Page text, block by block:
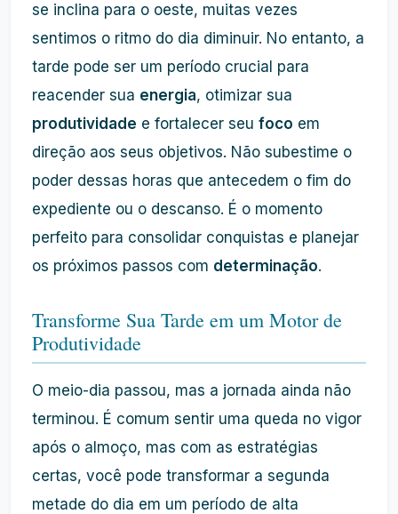
se inclina para o oeste, muitas vezes
sentimos o ritmo do dia diminuir. No entanto, a
tarde pode ser um período crucial para
reacender sua energia, otimizar sua
produtividade e fortalecer seu foco em
direção aos seus objetivos. Não subestime o
poder dessas horas que antecedem o fim do
expediente ou o descanso. É o momento
perfeito para consolidar conquistas e planejar
os próximos passos com determinação.
Transforme Sua Tarde em um Motor de
Produtividade
O meio-dia passou, mas a jornada ainda não
terminou. É comum sentir uma queda no vigor
após o almoço, mas com as estratégias
certas, você pode transformar a segunda
metade do dia em um período de alta